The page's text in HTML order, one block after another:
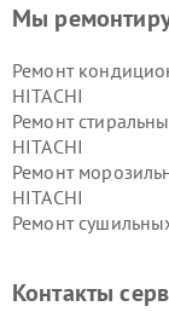
Мы
Ремонт
HITACHI
Ремонт
HITACHI
Ремонт
HITACHI
Ремонт
данных HITACHI
Контакты